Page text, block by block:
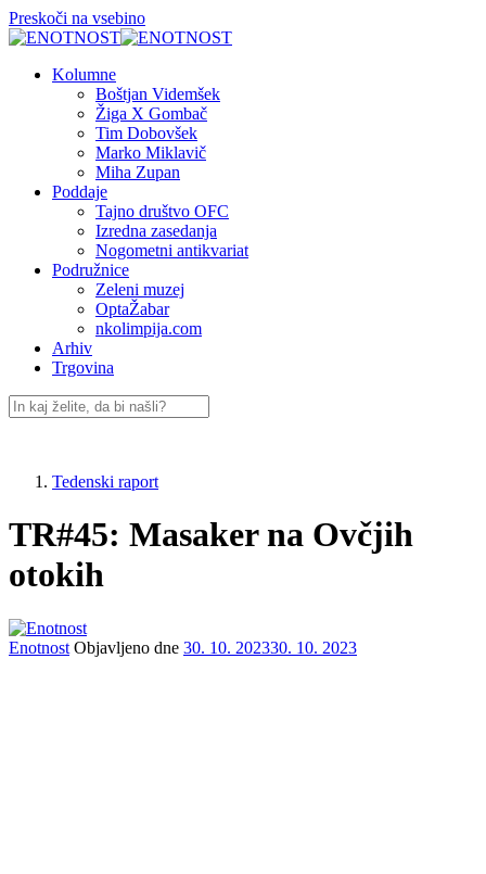
Preskoči na vsebino
Kolumne
Boštjan Videmšek
Žiga X Gombač
Tim Dobovšek
Marko Miklavič
Miha Zupan
Poddaje
Tajno društvo OFC
Izredna zasedanja
Nogometni antikvariat
Podružnice
Zeleni muzej
OptaŽabar
nkolimpija.com
Arhiv
Trgovina
Tedenski raport
TR#45: Masaker na Ovčjih
otokih
Enotnost Objavljeno dne 30. 10. 202330. 10. 2023